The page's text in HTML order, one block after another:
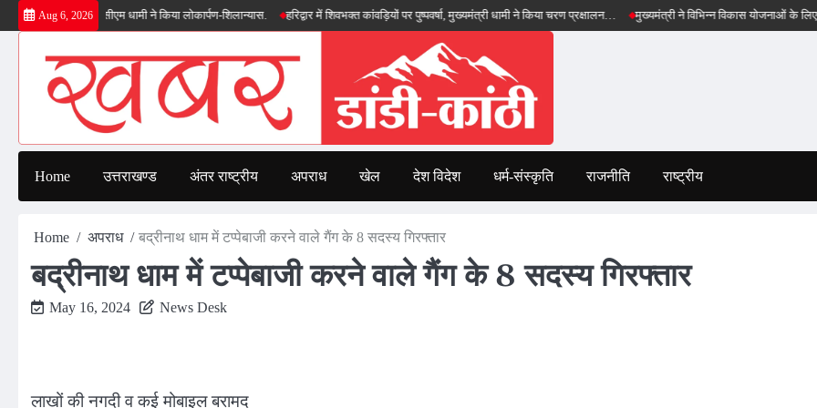
Skip
to
Aug 6, 2026
सीएम धामी ने किया लोकार्पण-शिलान्यास. हरिद्वार में शिवभक्त कांवड़ियों पर पुष्पवर्षा, मुख्यमंत्री धामी ने किया चरण प्रक्षालन… मुख्यमंत्री ने विभिन्न विकास योजनाओं के लिए ₹5 करोड़
Home उत्तराखण्ड अंतर राष्ट्रीय अपराध खेल देश विदेश धर्म-संस्कृति राजनीति राष्ट्रीय
Home अपराध बद्रीनाथ धाम में टप्पेबाजी करने वाले गैंग के 8 सदस्य गिरफ्तार
बद्रीनाथ धाम में टप्पेबाजी करने वाले गैंग के 8 सदस्य गिरफ्तार
May 16, 2024 News Desk
लाखों की नगदी व कई मोबाइल बरामद